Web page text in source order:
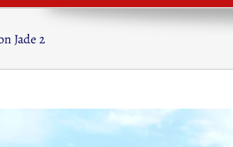
Jade 2